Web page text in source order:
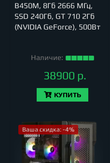
B450M, 8Гб 2666 МГц,
SSD 240Гб, GT 710 2Гб
(NVIDIA GeForce), 500Вт
Наличие:
38900 р.
КУПИТЬ
Ваша скидка: -4%